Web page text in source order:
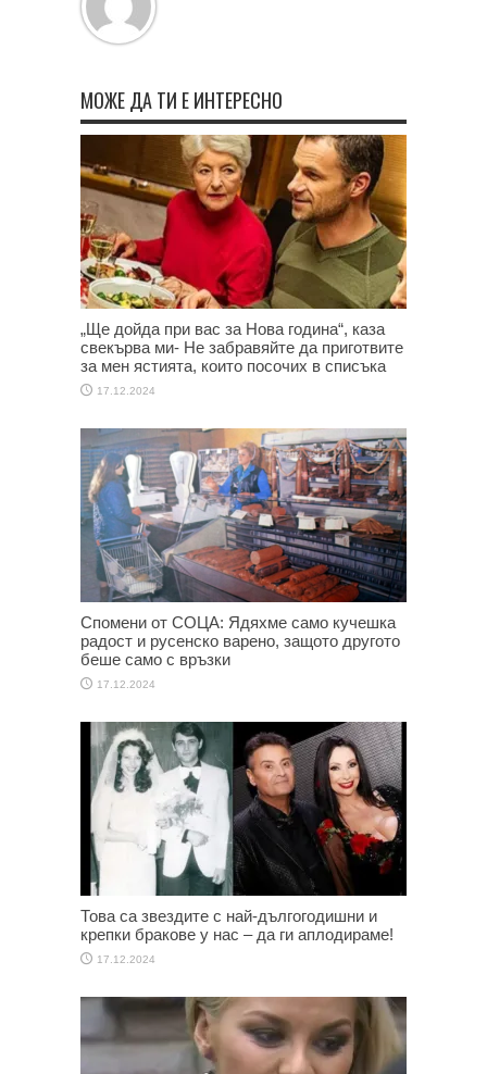
МОЖЕ ДА ТИ Е ИНТЕРЕСНО
„Ще дойда при вас за Нова година“, каза
свекърва ми- Не забравяйте да приготвите
за мен ястията, които посочих в списъка
17.12.2024
Спомени от СОЦА: Ядяхме само кучешка
радост и русенско варено, защото другото
беше само с връзки
17.12.2024
Това са звездите с най-дългогодишни и
крепки бракове у нас – да ги аплодираме!
17.12.2024